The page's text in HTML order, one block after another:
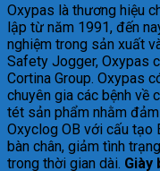
Oxypas là thương hiệu
lập từ năm 1991, đến
nghiệm trong sản xuất
Safety Jogger, Oxypas
Cortina Group. Oxypas
chuyên gia các bệnh về
tét sản phẩm nhằm
Oxyclog OB với cấu tạo
bàn chân, giảm tình
trong thời gian dài. Giày